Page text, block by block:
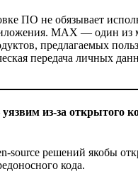
ПО не обязывает
MAX — один из
предлагаемых
передача личных
из-за открытого
source решений якобы
кода.